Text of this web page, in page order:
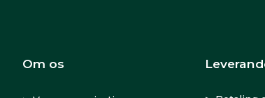
Om os